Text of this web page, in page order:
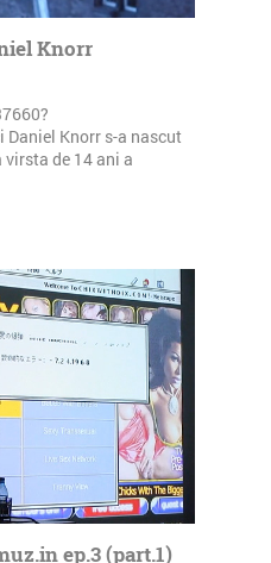
Knorr
Knorr s-a nascut
de 14 ani a
ep.3 (part.1)